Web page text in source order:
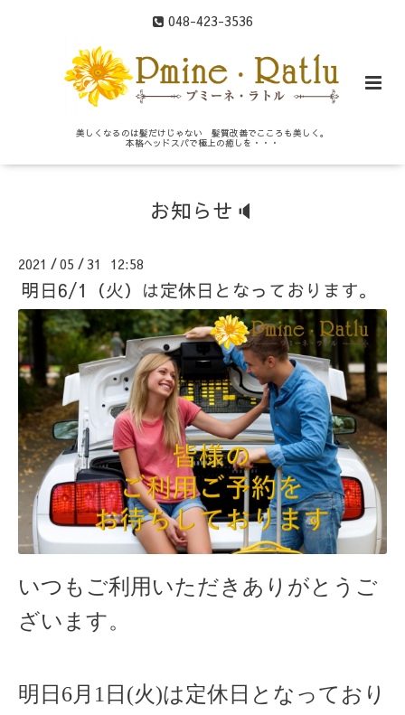
048-423-3536
美しくなるのは髪だけじゃない 髪質改善でこころも美しく。
本格ヘッドスパで極上の癒しを・・・
お知らせ🔈
2021 /05 /31 12:58
明日6/1（火）は定休日となっております。
いつもご利用いただきありがとうご
ざいます。
明日6月1日(火)は定休日となっており